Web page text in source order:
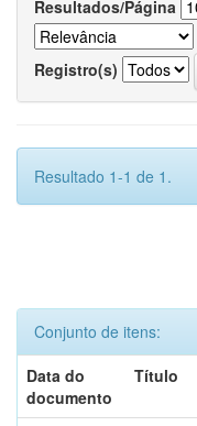
Resultados/Página
Registro(s)
Resultado 1-1 de 1.
Conjunto de itens:
Data do
documento
Título